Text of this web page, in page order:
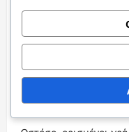
Η ανατροφοδότηση
είναι γενικά θετική,
και την αξιόπιστη
τη διαισθητική
διαδικασία
και για εκείνους με